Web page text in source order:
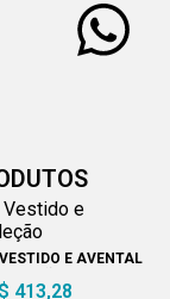
E AVENTAL
413,28